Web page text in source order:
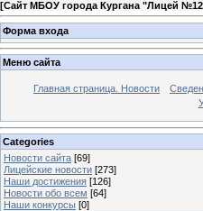
[Сайт МБОУ города Кургана "Лицей
Форма входа
Меню сайта
Главная страница. Новости
Categories
Новости сайта [69]
Лицейские новости [273]
Наши достижения [126]
Новости обо всем [64]
Наши конкурсы [0]